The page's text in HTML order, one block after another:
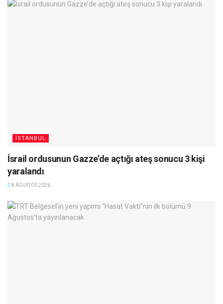
İSTANBUL
İsrail ordusunun Gazze’de açtığı ateş sonucu 3 kişi
yaralandı
8 AĞUSTOS 2026